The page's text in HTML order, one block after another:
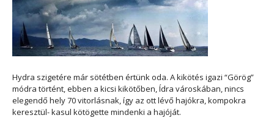
Hydra szigetére már sötétben értünk oda. A kikötés igazi “Görög”
módra történt, ebben a kicsi kikötőben, Ídra városkában, nincs
elegendő hely 70 vitorlásnak, így az ott lévő hajókra, kompokra
keresztül- kasul kötögette mindenki a hajóját.